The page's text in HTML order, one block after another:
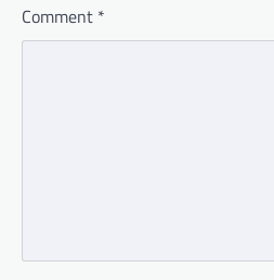
Comment *